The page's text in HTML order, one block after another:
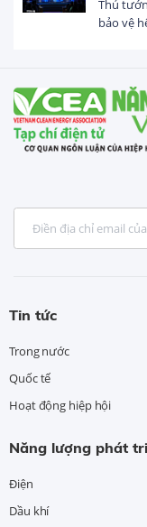
Tổng
USD
Tin tức
Trong nước
Quốc tế
Hoạt động hiệp hội
Năng lượng phát
Điện
Dầu khí